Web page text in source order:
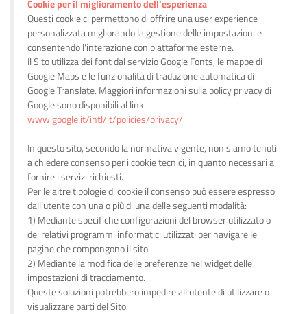
Cookie per il miglioramento dell’esperienza
Questi cookie ci permettono di offrire una user experience
personalizzata migliorando la gestione delle impostazioni e
consentendo l'interazione con piattaforme esterne.
Il Sito utilizza dei font dal servizio Google Fonts, le mappe di
Google Maps e le funzionalità di traduzione automatica di
Google Translate. Maggiori informazioni sulla policy privacy di
Google sono disponibili al link
www.google.it/intl/it/policies/privacy/
In questo sito, secondo la normativa vigente, non siamo tenuti
a chiedere consenso per i cookie tecnici, in quanto necessari a
fornire i servizi richiesti.
Per le altre tipologie di cookie il consenso può essere espresso
dall’utente con una o più di una delle seguenti modalità:
1) Mediante specifiche configurazioni del browser utilizzato o
dei relativi programmi informatici utilizzati per navigare le
pagine che compongono il sito.
2) Mediante la modifica delle preferenze nel widget delle
impostazioni di tracciamento.
Queste soluzioni potrebbero impedire all’utente di utilizzare o
visualizzare parti del Sito.